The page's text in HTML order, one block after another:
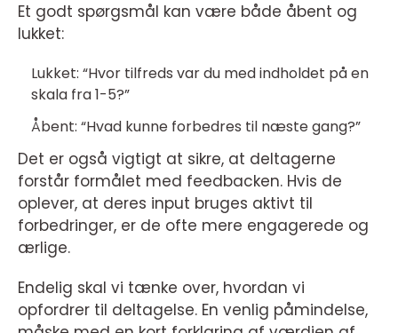
Et godt spørgsmål kan være både åbent og
lukket:
Lukket: “Hvor tilfreds var du med indholdet på en
skala fra 1-5?”
Åbent: “Hvad kunne forbedres til næste gang?”
Det er også vigtigt at sikre, at deltagerne
forstår formålet med feedbacken. Hvis de
oplever, at deres input bruges aktivt til
forbedringer, er de ofte mere engagerede og
ærlige.
Endelig skal vi tænke over, hvordan vi
opfordrer til deltagelse. En venlig påmindelse,